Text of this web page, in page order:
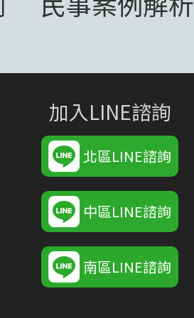
加入LINE諮詢
北區LINE諮詢
中區LINE諮詢
南區LINE諮詢